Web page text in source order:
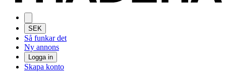
SEK
Så funkar det
Ny annons
Logga in
Skapa konto